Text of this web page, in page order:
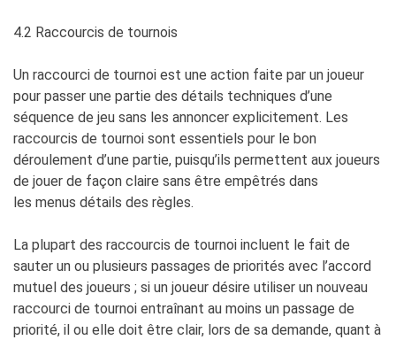
4.2 Raccourcis de tournois
Un raccourci de tournoi est une action faite par un joueur
pour passer une partie des détails techniques d’une
séquence de jeu sans les annoncer explicitement. Les
raccourcis de tournoi sont essentiels pour le bon
déroulement d’une partie, puisqu’ils permettent aux joueurs
de jouer de façon claire sans être empêtrés dans
les menus détails des règles.
La plupart des raccourcis de tournoi incluent le fait de
sauter un ou plusieurs passages de priorités avec l’accord
mutuel des joueurs ; si un joueur désire utiliser un nouveau
raccourci de tournoi entraînant au moins un passage de
priorité, il ou elle doit être clair, lors de sa demande, quant à